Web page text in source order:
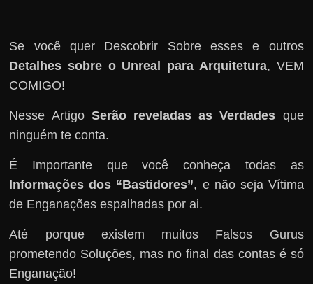
Se você quer Descobrir Sobre esses e outros
Detalhes sobre o Unreal para Arquitetura, VEM
COMIGO!
Nesse Artigo Serão reveladas as Verdades que
ninguém te conta.
É Importante que você conheça todas as
Informações dos “Bastidores”, e não seja Vítima
de Enganações espalhadas por ai.
Até porque existem muitos Falsos Gurus
prometendo Soluções, mas no final das contas é só
Enganação!